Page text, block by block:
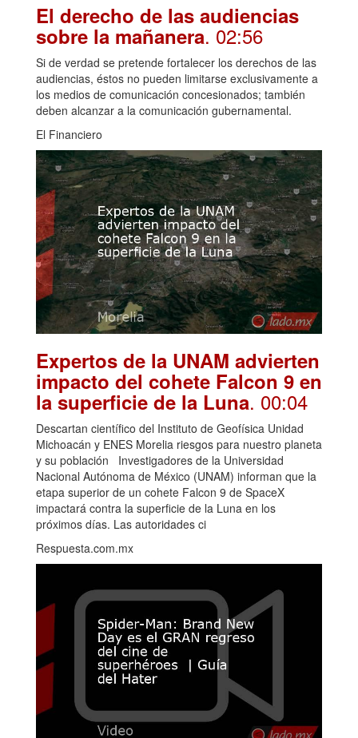
El derecho de las audiencias
sobre la mañanera. 02:56
Si de verdad se pretende fortalecer los derechos de las
audiencias, éstos no pueden limitarse exclusivamente a
los medios de comunicación concesionados; también
deben alcanzar a la comunicación gubernamental.
El Financiero
Expertos de la UNAM advierten
impacto del cohete Falcon 9 en
la superficie de la Luna. 00:04
Descartan científico del Instituto de Geofísica Unidad
Michoacán y ENES Morelia riesgos para nuestro planeta
y su población Investigadores de la Universidad
Nacional Autónoma de México (UNAM) informan que la
etapa superior de un cohete Falcon 9 de SpaceX
impactará contra la superficie de la Luna en los
próximos días. Las autoridades ci
Respuesta.com.mx